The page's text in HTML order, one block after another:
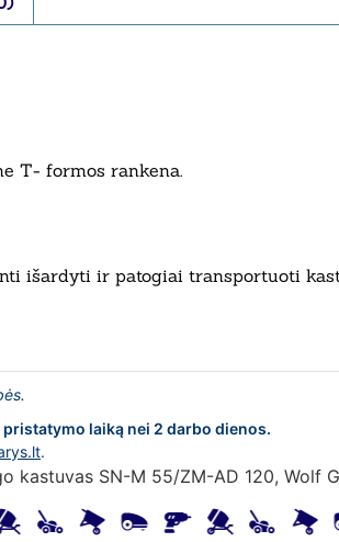
T- formos rankena.
išardyti ir patogiai transportuoti
laiką nei 2 darbo dienos.
.
kastuvas SN-M 55/ZM-AD 120, Wolf